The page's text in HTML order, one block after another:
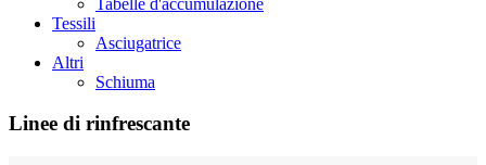
Tessili
Asciugatrice
Altri
Schiuma
Linee di rinfrescante